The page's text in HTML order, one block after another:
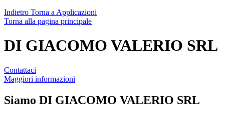
Indietro Torna a Applicazioni
Torna alla pagina principale
DI GIACOMO VALERIO SRL
Contattaci
Maggiori informazioni
Siamo DI GIACOMO VALERIO SRL